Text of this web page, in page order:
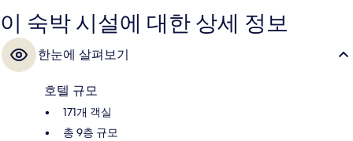
이 숙박 시설에 대한 상세 정보
한눈에 살펴보기
호텔 규모
171개 객실
총 9층 규모